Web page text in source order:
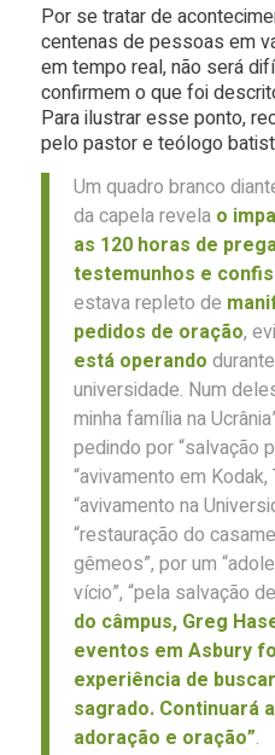
Por se tratar de
centenas de pessoas em
em tempo real, não será
confirmem o que foi
Para ilustrar esse ponto,
pelo pastor e teólogo
Um quadro branco
da capela revelao
as 120 horas de
testemunhos e
estava repleto de
pedidos de oração,
está operando
universidade. Num
minha família na
pedindo por “salvação
“avivamento em
“avivamento na
“restauração do
gêmeos”, por um
vício”, “pela salvação
do câmpus, Greg
eventos em Asbury
experiência de
sagrado. Continuará
adoração e oração”.